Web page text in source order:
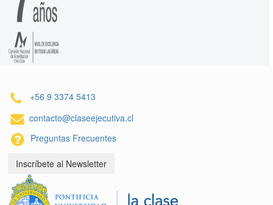
+56 9 3374 5413
contacto@claseejecutiva.cl
Preguntas Frecuentes
Inscríbete al Newsletter